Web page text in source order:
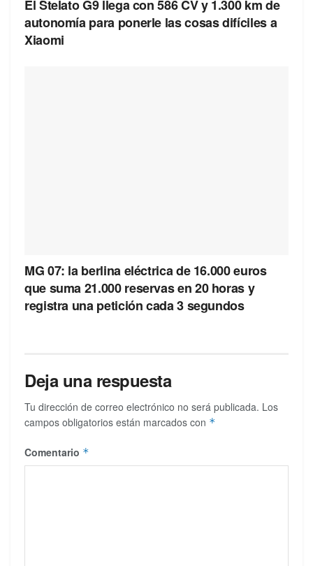
El Stelato G9 llega con 586 CV y 1.300 km de
autonomía para ponerle las cosas difíciles a
Xiaomi
MG 07: la berlina eléctrica de 16.000 euros
que suma 21.000 reservas en 20 horas y
registra una petición cada 3 segundos
Deja una respuesta
Tu dirección de correo electrónico no será publicada. Los
campos obligatorios están marcados con *
Comentario *